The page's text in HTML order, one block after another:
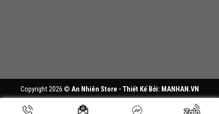
Copyright 2026 © An Nhiên Store - Thiết Kế Bởi: MANHAN.VN